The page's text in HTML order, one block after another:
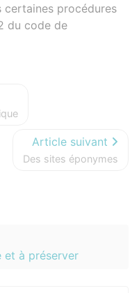
certaines procédures
du code de
Article suivant
Des sites éponymes
et à préserver